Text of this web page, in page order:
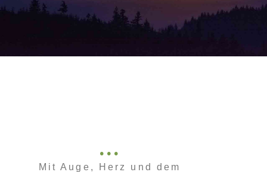
Mit Auge, Herz und dem